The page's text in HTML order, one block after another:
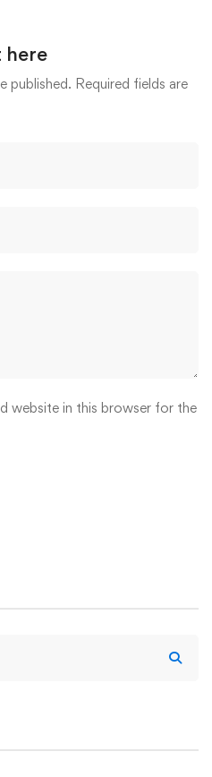
here
published. Required fields are
website in this browser for the